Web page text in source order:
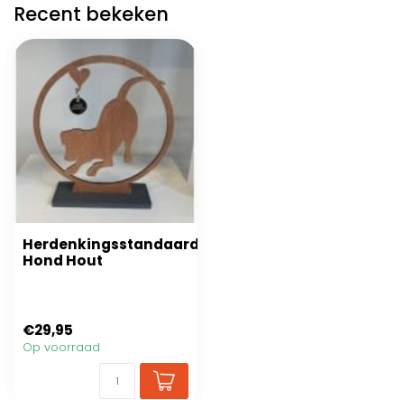
Recent bekeken
Herdenkingsstandaard
Hond Hout
€29,95
Op voorraad